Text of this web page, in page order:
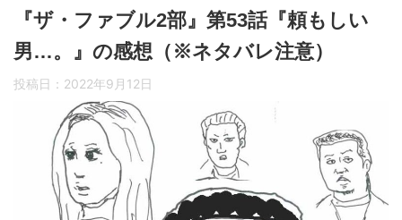
『ザ・ファブル2部』第53話『頼もしい
男…。』の感想（※ネタバレ注意）
投稿日： 2022年9月12日